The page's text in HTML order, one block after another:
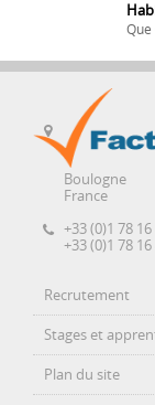
Que
Boulogne
France
+33 (0)1 78 16
+33 (0)1 78 16
Recrutement
Stages et
Plan du site